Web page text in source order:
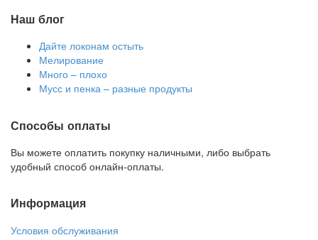
Наш блог
Дайте локонам остыть
Мелирование
Много – плохо
Мусс и пенка – разные продукты
Способы оплаты
Вы можете оплатить покупку наличными, либо выбрать
удобный способ онлайн-оплаты.
Информация
Условия обслуживания